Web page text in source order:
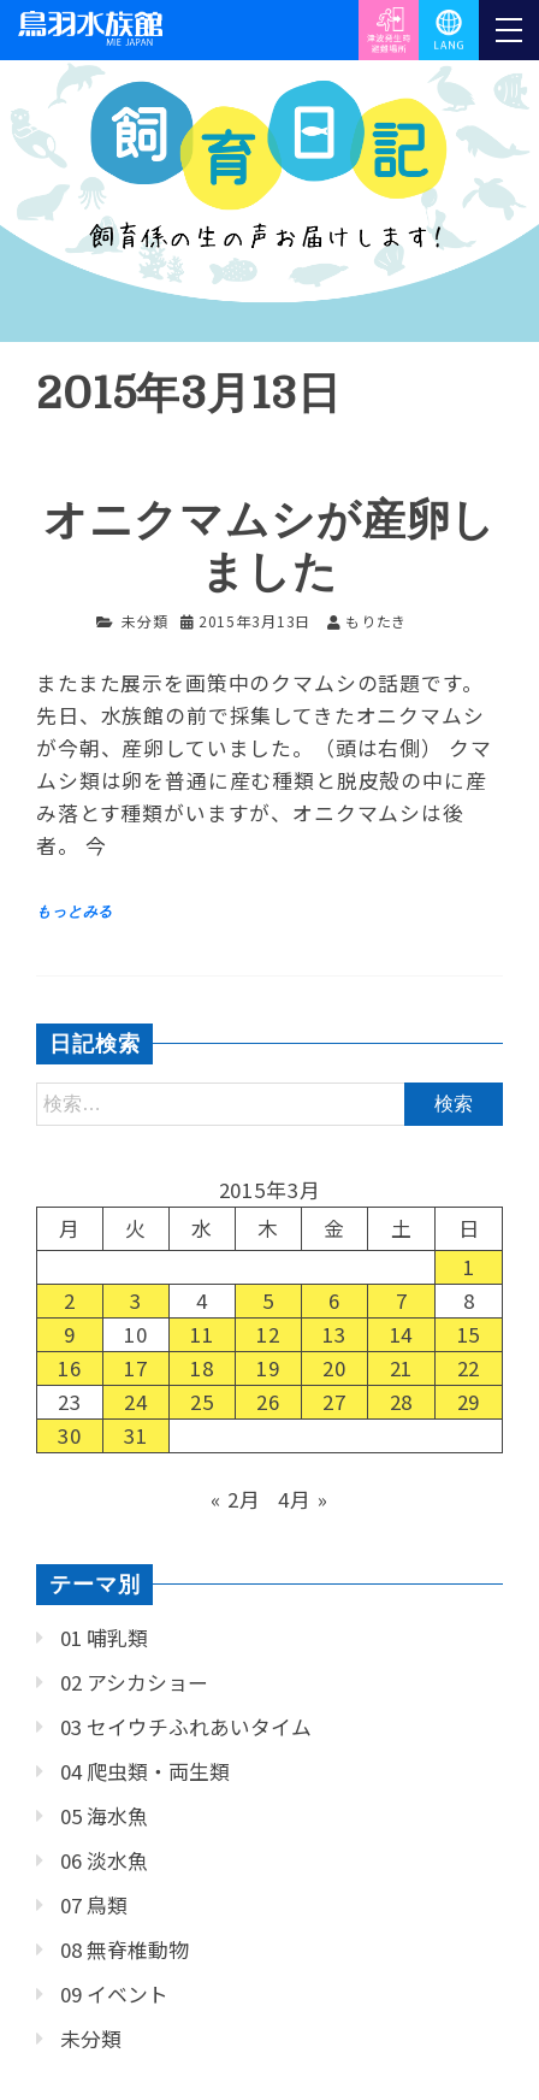
2015年3月13日
オニクマムシが産卵し
ました
未分類 2015年3月13日 もりたき
またまた展示を画策中のクマムシの話題です。
先日、水族館の前で採集してきたオニクマムシ
が今朝、産卵していました。（頭は右側） クマ
ムシ類は卵を普通に産む種類と脱皮殻の中に産
み落とす種類がいますが、オニクマムシは後
者。 今
日記検索
2015年3月
月
火 水 木 金 土
日
1
2
3 4 5 6 7
8
9
10 11 12 13 14
15
16
17 18 19 20 21
22
23
24 25 26 27 28
29
30
31
« 2月 4月 »
テーマ別
01 哺乳類
02 アシカショー
03 セイウチふれあいタイム
04 爬虫類・両生類
05 海水魚
06 淡水魚
07 鳥類
08 無脊椎動物
09 イベント
未分類